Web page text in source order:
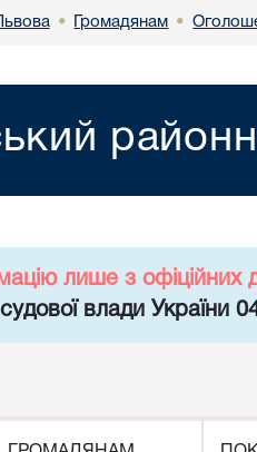
• Громадянам •
лише з офіційних
влади України